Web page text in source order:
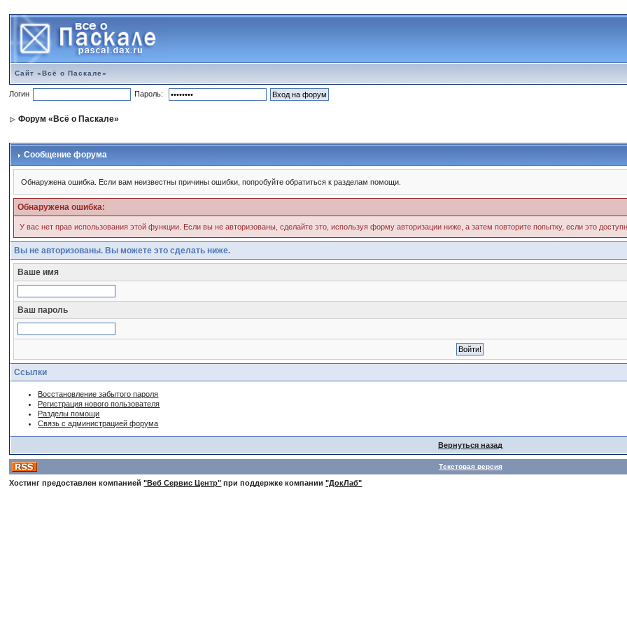
Сайт «Всё о Паскале»
Логин Пароль:
Форум «Всё о Паскале»
Сообщение форума
Обнаружена ошибка. Если вам неизвестны причины ошибки, попробуйте обратиться к разделам помощи.
Обнаружена ошибка:
У вас нет прав использования этой функции. Если вы не авторизованы, сделайте это, используя форму авторизации ниже, а затем повторите попытку, если это
Вы не авторизованы. Вы можете это сделать ниже.
Ваше имя
Ваш пароль
Ссылки
Восстановление забытого пароля
Регистрация нового пользователя
Разделы помощи
Связь с администрацией форума
Вернуться назад
Текстовая версия
Хостинг предоставлен компанией"Веб Сервис Центр" при поддержке компании"ДокЛаб"